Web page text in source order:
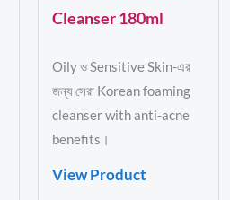
Cleanser 180ml
Oily ও Sensitive Skin-এর
জন্য সেরা Korean foaming
cleanser with anti-acne
benefits।
View Product